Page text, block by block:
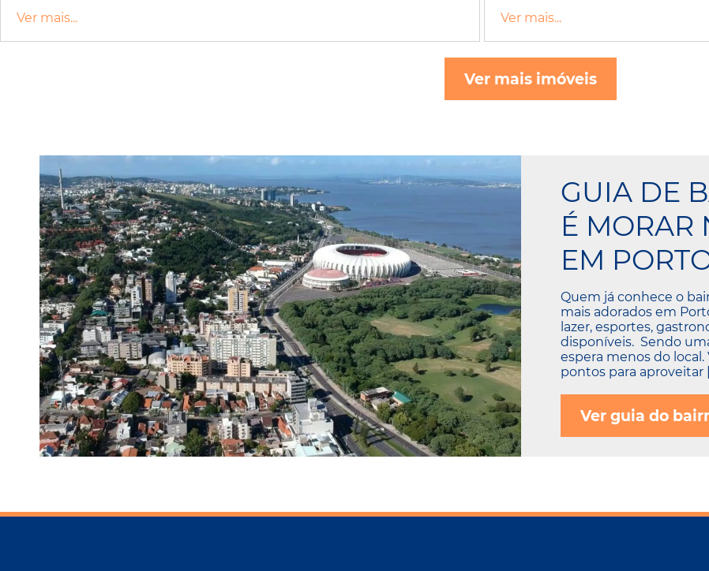
Ver mais... Ver mais...
Ver mais imóveis
GUIA DE
É MORAR
EM
Quem já conhece o
mais adorados em
lazer, esportes,
disponíveis. Sendo
espera menos do
pontos para aproveitar
Ver guia do